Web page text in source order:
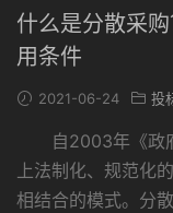
什么是分散采
用条件
2021-06-24 投
自2003年《政府
上法制化、规范化
相结合的模式。分